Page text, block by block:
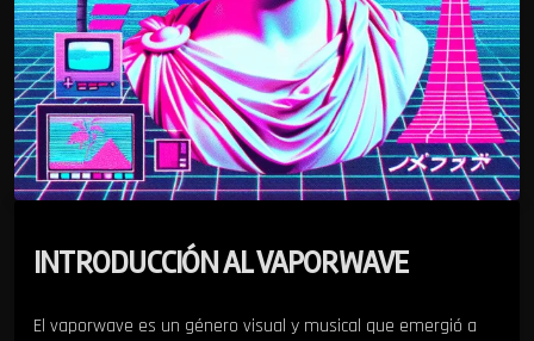
INTRODUCCIÓN AL VAPORWAVE
El vaporwave es un género visual y musical que emergió a